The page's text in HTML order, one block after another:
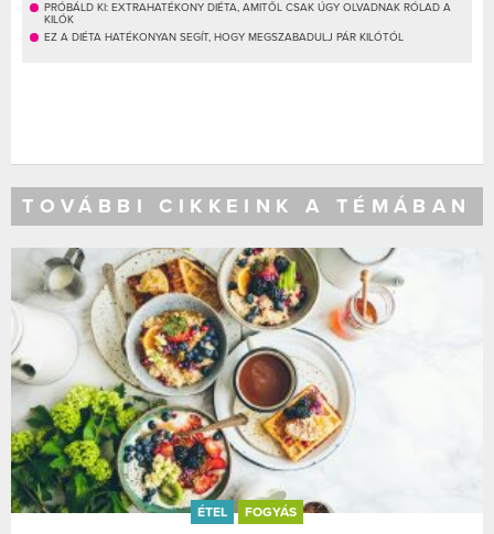
PRÓBÁLD KI: EXTRAHATÉKONY DIÉTA, AMITŐL CSAK ÚGY OLVADNAK RÓLAD A
KILÓK
EZ A DIÉTA HATÉKONYAN SEGÍT, HOGY MEGSZABADULJ PÁR KILÓTÓL
TOVÁBBI CIKKEINK A TÉMÁBAN
ÉTEL FOGYÁS